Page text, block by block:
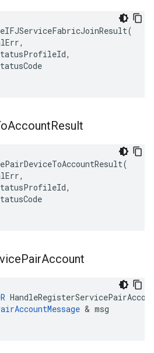
AccountResult
PairAccount
& msg